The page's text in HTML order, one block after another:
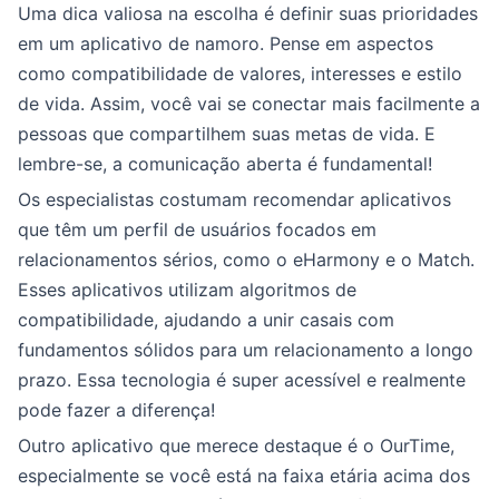
Uma dica valiosa na escolha é definir suas prioridades
em um aplicativo de namoro. Pense em aspectos
como compatibilidade de valores, interesses e estilo
de vida. Assim, você vai se conectar mais facilmente a
pessoas que compartilhem suas metas de vida. E
lembre-se, a comunicação aberta é fundamental!
Os especialistas costumam recomendar aplicativos
que têm um perfil de usuários focados em
relacionamentos sérios, como o eHarmony e o Match.
Esses aplicativos utilizam algoritmos de
compatibilidade, ajudando a unir casais com
fundamentos sólidos para um relacionamento a longo
prazo. Essa tecnologia é super acessível e realmente
pode fazer a diferença!
Outro aplicativo que merece destaque é o OurTime,
especialmente se você está na faixa etária acima dos